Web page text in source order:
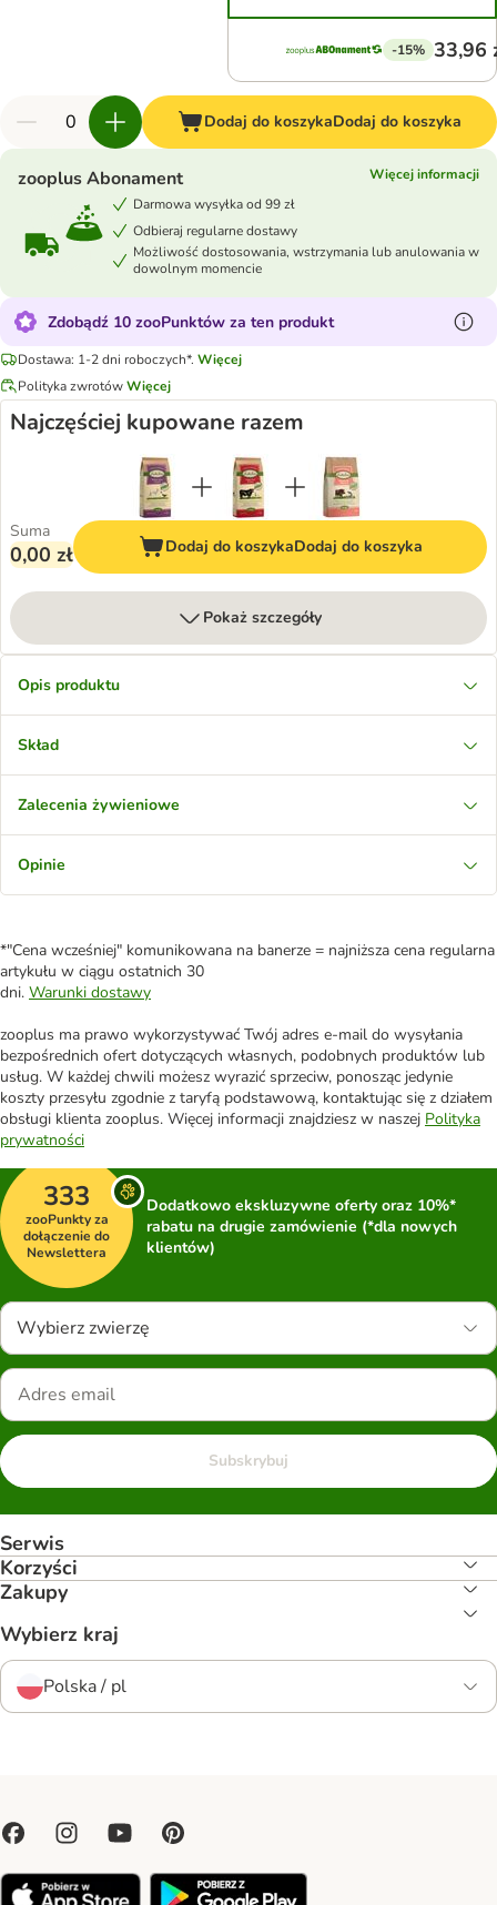
-15% 33,96
Dodaj do koszykaDodaj do koszyka
zooplus Abonament
Więcej informacji
Darmowa wysyłka od 99 zł
Odbieraj regularne dostawy
Możliwość dostosowania, wstrzymania lub anulowania w
dowolnym momencie
Zdobądź 10 zooPunktów za ten produkt
Dostawa: 1-2 dni roboczych*. Więcej
Polityka zwrotówWięcej
Najczęściej kupowane razem
Suma
0,00 zł Dodaj do koszykaDodaj do koszyka
Pokaż szczegóły
Opis produktu
Skład
Zalecenia żywieniowe
Opinie
*"Cena wcześniej" komunikowana na banerze = najniższa cena regularna
artykułu w ciągu ostatnich 30
dni. Warunki dostawy
zooplus ma prawo wykorzystywać Twój adres e-mail do wysyłania
bezpośrednich ofert dotyczących własnych, podobnych produktów lub
usług. W każdej chwili możesz wyrazić sprzeciw, ponosząc jedynie
koszty przesyłu zgodnie z taryfą podstawową, kontaktując się z działem
obsługi klienta zooplus. Więcej informacji znajdziesz w naszej Polityka
prywatności
333
zooPunkty za
dołączenie do
Newslettera
Dodatkowo ekskluzywne oferty oraz 10%*
rabatu na drugie zamówienie (*dla nowych
klientów)
Wybierz zwierzę
Subskrybuj
Serwis
Korzyści
Zakupy
Wybierz kraj
Polska / pl